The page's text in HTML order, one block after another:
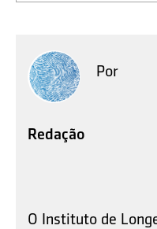
Por
Redação
O Instituto de